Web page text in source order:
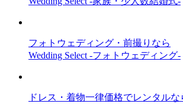
フォトウェディング・前撮りなら
Wedding Select -フォトウェディング-
ドレス・着物一律価格でレンタルな